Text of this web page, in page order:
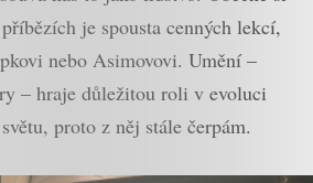
je spousta cenných lekcí,
nebo Asimovovi. Umění –
– hraje důležitou roli v evoluci
proto z něj stále čerpám.